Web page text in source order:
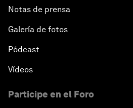
Notas de prensa
Galería de fotos
Pódcast
Vídeos
Participe en el Foro